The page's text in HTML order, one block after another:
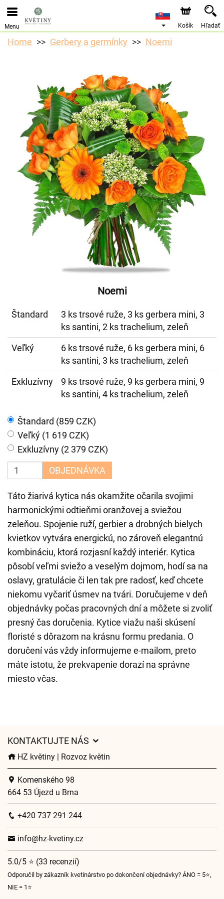
Objednávky prijímame prostredníctvom nášho e-shopu.
Najskorší možný termín doručenia je od 10.8.2026 z
Menu Košík Hľadať
Home Gerbery a germínky Noemi
Noemi
Štandard
3 ks trsové ruže, 3 ks gerbera mini, 3
ks santini, 2 ks trachelium, zeleň
Veľký
6 ks trsové ruže, 6 ks gerbera mini, 6
ks santini, 3 ks trachelium, zeleň
Exkluzívny
9 ks trsové ruže, 9 ks gerbera mini, 9
ks santini, 4 ks trachelium, zeleň
Štandard (859 CZK)
Veľký (1 619 CZK)
Exkluzívny (2 379 CZK)
OBJEDNÁVKA
Táto žiarivá kytica nás okamžite očarila svojimi
harmonickými odtieňmi oranžovej a sviežou
zeleňou. Spojenie ruží, gerbier a drobných bielych
kvietkov vytvára energickú, no zároveň elegantnú
kombináciu, ktorá rozjasní každý interiér. Kytica
pôsobí veľmi sviežo a veselým dojmom, hodí sa na
oslavy, gratulácie či len tak pre radosť, keď chcete
niekomu vyčariť úsmev na tvári. Doručujeme v deň
objednávky počas pracovných dní a môžete si zvoliť
presný čas doručenia. Kytice viažu naši skúsení
floristé s dôrazom na krásnu formu predania. O
doručení vás vždy informujeme e-mailom, preto
máte istotu, že prekvapenie dorazí na správne
miesto včas.
KONTAKTUJTE NÁS
HZ květiny | Rozvoz květin
Komenského 98
664 53 Újezd u Brna
+420 737 291 244
info@hz-kvetiny.cz
5.0/5 ⭐ (33 recenzií)
Odporučil by zákazník kvetinárstvo po dokončení objednávky? ÁNO = 5⭐,
NIE = 1⭐